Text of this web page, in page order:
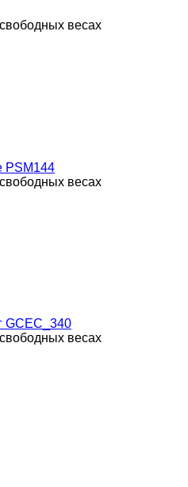
весах
весах
весах